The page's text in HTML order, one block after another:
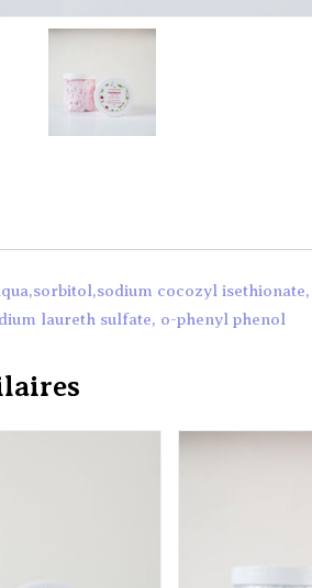
cocozyl
laureth sulfate, o-phenyl phenol